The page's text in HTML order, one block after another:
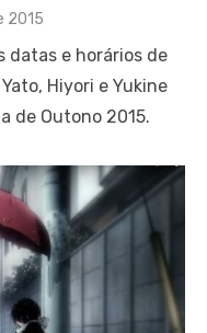
2015
datas e horários de
Hiyori e Yukine
de Outono 2015.